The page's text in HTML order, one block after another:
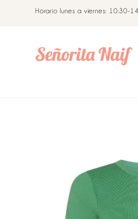
Horario lunes a viernes: 10:30-